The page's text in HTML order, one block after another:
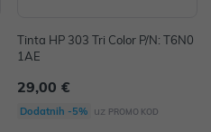
Tinta HP 303 Tri Color P/N: T6N0
1AE
29,00 €
Dodatnih -5% uz PROMO KOD